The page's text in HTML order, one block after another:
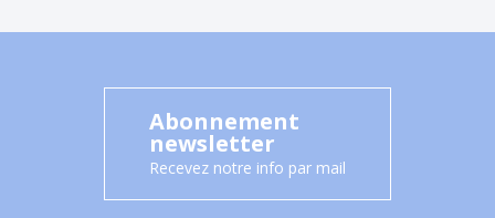
Abonnement
newsletter
Recevez notre info par mail